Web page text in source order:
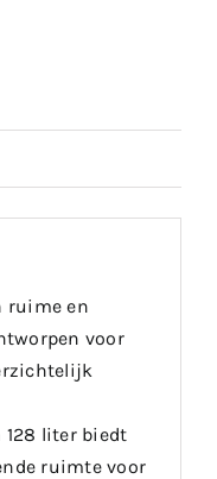
ruime en
voor
128 liter biedt
ruimte voor